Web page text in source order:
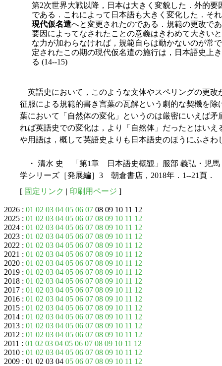
第2次世界大戦以降，日本は大きく変貌した．外的
である．これによって日本語も大きく変化した．そ
現代仮名遣へと変更されたのである．規範の更改で
要因によってなされたことの意義はきわめて大きい
な力が加わらなければ，規範自らは動かないのが常
定されたこの期の現代仮名遣の施行は，日本語史上
る (14--15)
英語史において，このような文体やスペリングの更改
征服による規範的書き言葉の瓦解という劇的な契機を
葉において「自然体の変化」というのは厳密にいえば
れば英語史での変化は，より「自然体」だったとはい
や用語は，概して英語史よりも日本語史のほうにふさわ
・ 清水 史 「第1章 日本語史概観」服部 義弘・児馬
学シリーズ［発展編］3 朝倉書店，2018年．1--21頁．
[ 固定リンク | 印刷用ページ ]
2026 : 01 02 03 04 05 06 07 08 09 10 11 12
2025 : 01 02 03 04 05 06 07 08 09 10 11 12
2024 : 01 02 03 04 05 06 07 08 09 10 11 12
2023 : 01 02 03 04 05 06 07 08 09 10 11 12
2022 : 01 02 03 04 05 06 07 08 09 10 11 12
2021 : 01 02 03 04 05 06 07 08 09 10 11 12
2020 : 01 02 03 04 05 06 07 08 09 10 11 12
2019 : 01 02 03 04 05 06 07 08 09 10 11 12
2018 : 01 02 03 04 05 06 07 08 09 10 11 12
2017 : 01 02 03 04 05 06 07 08 09 10 11 12
2016 : 01 02 03 04 05 06 07 08 09 10 11 12
2015 : 01 02 03 04 05 06 07 08 09 10 11 12
2014 : 01 02 03 04 05 06 07 08 09 10 11 12
2013 : 01 02 03 04 05 06 07 08 09 10 11 12
2012 : 01 02 03 04 05 06 07 08 09 10 11 12
2011 : 01 02 03 04 05 06 07 08 09 10 11 12
2010 : 01 02 03 04 05 06 07 08 09 10 11 12
2009 : 01 02 03 04 05 06 07 08 09 10 11 12